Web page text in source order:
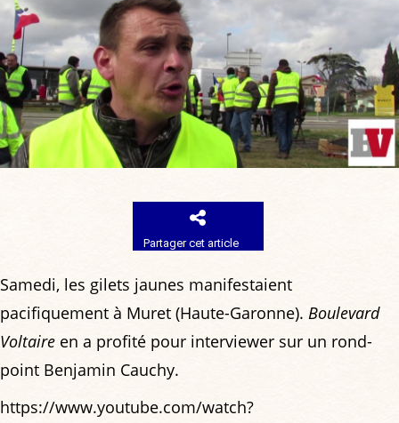
Partager cet article
Samedi, les gilets jaunes manifestaient
pacifiquement à Muret (Haute-Garonne). Boulevard
Voltaire en a profité pour interviewer sur un rond-
point Benjamin Cauchy.
https://www.youtube.com/watch?